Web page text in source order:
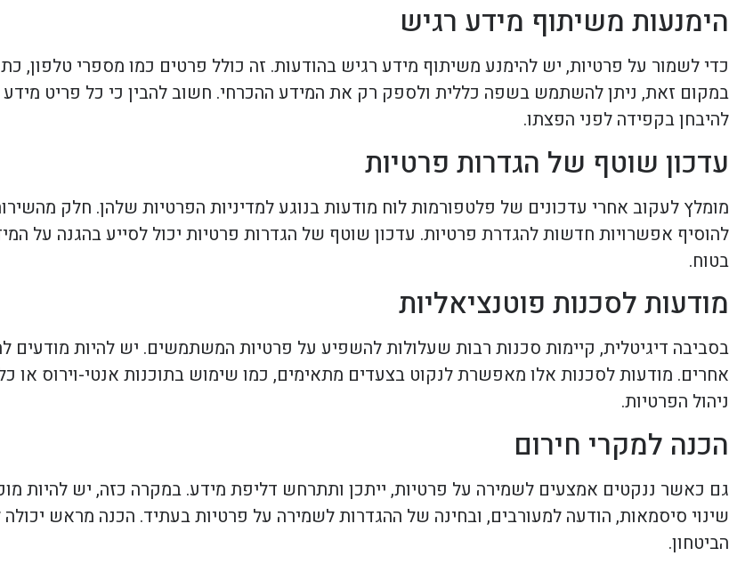
הימנעות משיתוף מידע רגיש
כדי לשמור על פרטיות, יש להימנע משיתוף מידע רגיש בהודעות. זה כולל פרטים כמו מספרי טלפון,
במקום זאת, ניתן להשתמש בשפה כללית ולספק רק את המידע ההכרחי. חשוב להבין כי כל פריט מידע
להיבחן בקפידה לפני הפצתו.
עדכון שוטף של הגדרות פרטיות
מומלץ לעקוב אחרי עדכונים של פלטפורמות לוח מודעות בנוגע למדיניות הפרטיות שלהן. חלק
להוסיף אפשרויות חדשות להגדרת פרטיות. עדכון שוטף של הגדרות פרטיות יכול לסייע בהגנה על
בטוח.
מודעות לסכנות פוטנציאליות
בסביבה דיגיטלית, קיימות סכנות רבות שעלולות להשפיע על פרטיות המשתמשים. יש להיות מודעים
אחרים. מודעות לסכנות אלו מאפשרת לנקוט בצעדים מתאימים, כמו שימוש בתוכנות אנטי-וירוס או
ניהול הפרטיות.
הכנה למקרי חירום
גם כאשר ננקטים אמצעים לשמירה על פרטיות, ייתכן ותתרחש דליפת מידע. במקרה כזה, יש להיות
שינוי סיסמאות, הודעה למעורבים, ובחינה של ההגדרות לשמירה על פרטיות בעתיד. הכנה מראש
הביטחון.